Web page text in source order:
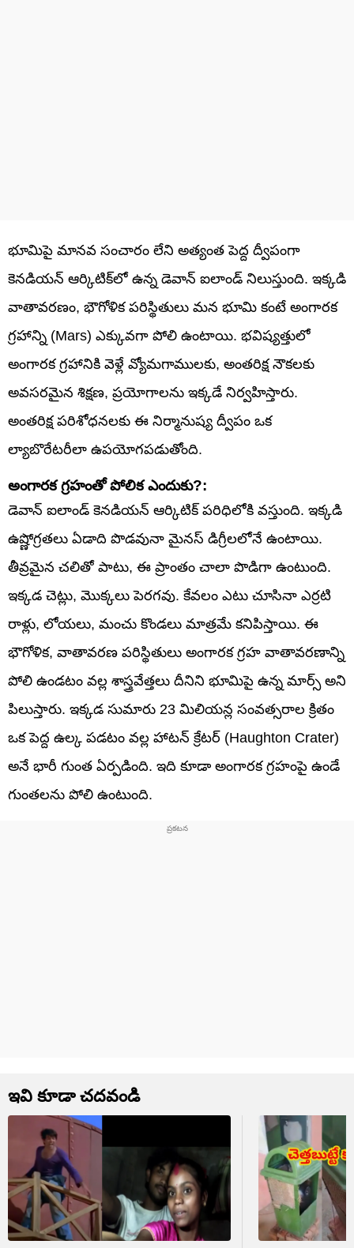
భూమిపై మానవ సంచారం లేని అత్యంత పెద్ద ద్వీపంగా
కెనడియన్ ఆర్కిటిక్‌లో ఉన్న డెవాన్ ఐలాండ్ నిలుస్తుంది. ఇక్కడి
వాతావరణం, భౌగోళిక పరిస్థితులు మన భూమి కంటే అంగారక
గ్రహాన్ని (Mars) ఎక్కువగా పోలి ఉంటాయి. భవిష్యత్తులో
అంగారక గ్రహానికి వెళ్లే వ్యోమగాములకు, అంతరిక్ష నౌకలకు
అవసరమైన శిక్షణ, ప్రయోగాలను ఇక్కడే నిర్వహిస్తారు.
అంతరిక్ష పరిశోధనలకు ఈ నిర్మానుష్య ద్వీపం ఒక
ల్యాబొరేటరీలా ఉపయోగపడుతోంది.
అంగారక గ్రహంతో పోలిక ఎందుకు?:
డెవాన్ ఐలాండ్ కెనడియన్ ఆర్కిటిక్ పరిధిలోకి వస్తుంది. ఇక్కడి
ఉష్ణోగ్రతలు ఏడాది పొడవునా మైనస్ డిగ్రీలలోనే ఉంటాయి.
తీవ్రమైన చలితో పాటు, ఈ ప్రాంతం చాలా పొడిగా ఉంటుంది.
ఇక్కడ చెట్లు, మొక్కలు పెరగవు. కేవలం ఎటు చూసినా ఎర్రటి
రాళ్లు, లోయలు, మంచు కొండలు మాత్రమే కనిపిస్తాయి. ఈ
భౌగోళిక, వాతావరణ పరిస్థితులు అంగారక గ్రహ వాతావరణాన్ని
పోలి ఉండటం వల్ల శాస్త్రవేత్తలు దీనిని భూమిపై ఉన్న మార్స్ అని
పిలుస్తారు. ఇక్కడ సుమారు 23 మిలియన్ల సంవత్సరాల క్రితం
ఒక పెద్ద ఉల్క పడటం వల్ల హాటన్ క్రేటర్ (Haughton Crater)
అనే భారీ గుంత ఏర్పడింది. ఇది కూడా అంగారక గ్రహంపై ఉండే
గుంతలను పోలి ఉంటుంది.
ఇవి కూడా చదవండి